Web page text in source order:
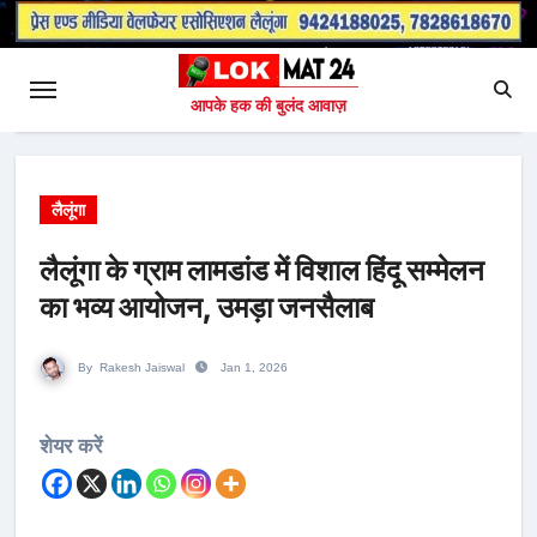
आपके हक की बुलंद आवाज़
लैलूंगा
लैलूंगा के ग्राम लामडांड में विशाल हिंदू सम्मेलन
का भव्य आयोजन, उमड़ा जनसैलाब
By Rakesh Jaiswal Jan 1, 2026
शेयर करें